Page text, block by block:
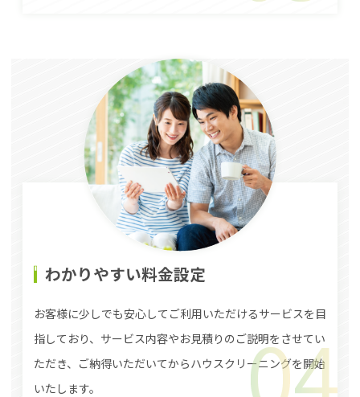
わかりやすい料金設定
お客様に少しでも安心してご利用いただけるサービスを目
指しており、サービス内容やお見積りのご説明をさせてい
ただき、ご納得いただいてからハウスクリーニングを開始
いたします。